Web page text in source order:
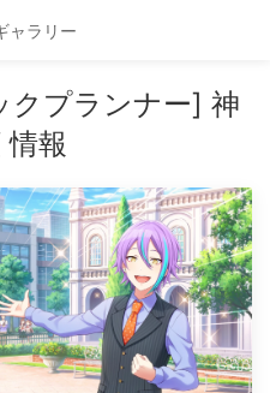
ャラリー
クプランナー] 神
情報